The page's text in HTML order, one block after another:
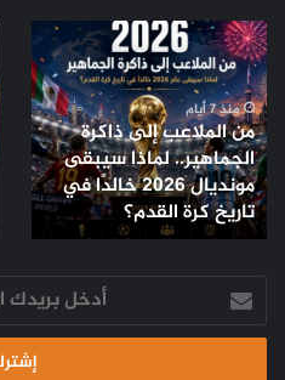
من
الملاعب
إلى
ذاكرة
الجماهير..
لماذا
سيبقى
مونديال
2026
في
تاريخ
كرة
منذ 7 أيام
من الملاعب إلى ذاكرة
الجماهير.. لماذا سيبقى
مونديال 2026 خالدًا في
تاريخ كرة القدم؟
أدخل
بريدك
الإلكتروني